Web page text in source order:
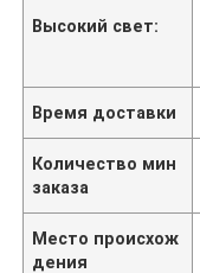
Высокий свет:
Время доставки
Количество мин
заказа
Место происхож
дения